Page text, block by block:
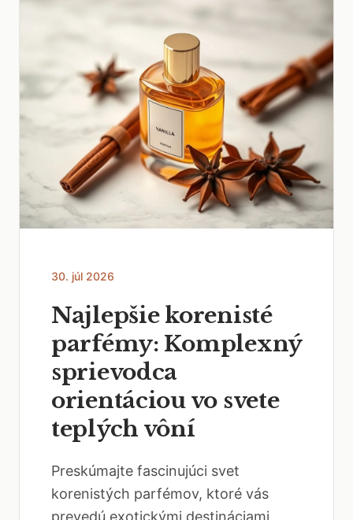
30. júl 2026
Najlepšie korenisté
parfémy: Komplexný
sprievodca
orientáciou vo svete
teplých vôní
Preskúmajte fascinujúci svet
korenistých parfémov, ktoré vás
prevedú exotickými destináciami